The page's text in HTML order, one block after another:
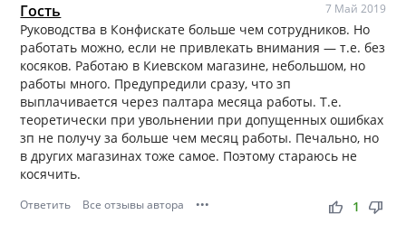
Гость 7 Май 2019
Руководства в Конфискате больше чем сотрудников. Но
работать можно, если не привлекать внимания — т.е. без
косяков. Работаю в Киевском магазине, небольшом, но
работы много. Предупредили сразу, что зп
выплачивается через палтара месяца работы. Т.е.
теоретически при увольнении при допущенных ошибках
зп не получу за больше чем месяц работы. Печально, но
в других магазинах тоже самое. Поэтому стараюсь не
косячить.
Ответить Все отзывы автора ••• thumb_up thumb_down
1